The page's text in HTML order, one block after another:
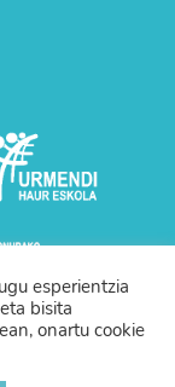
esperientzia
bisita
onartu cookie